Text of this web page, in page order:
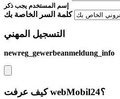
إسم المستخدم يجب ذكر
كلمة السر الخاصة بك
التسجيل المهني
newreg_gewerbeanmeldung_info
كيف عرفت webMobil24؟